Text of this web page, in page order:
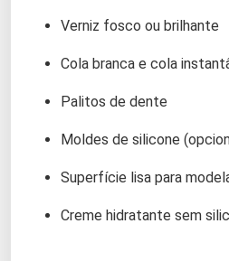
Verniz fosco ou brilhante
Cola branca e cola
Palitos de dente
Moldes de silicone
Superfície lisa para
Creme hidratante sem